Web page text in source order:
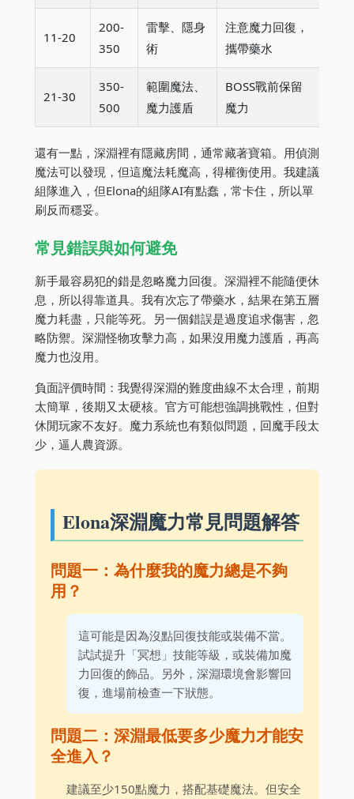
11-20
200-
350
雷擊、隱身
術
注意魔力回復，
攜帶藥水
21-30
350-
500
範圍魔法、
魔力護盾
BOSS戰前保留
魔力
還有一點，深淵裡有隱藏房間，通常藏著寶箱。用偵測
魔法可以發現，但這魔法耗魔高，得權衡使用。我建議
組隊進入，但Elona的組隊AI有點蠢，常卡住，所以單
刷反而穩妥。
常見錯誤與如何避免
新手最容易犯的錯是忽略魔力回復。深淵裡不能隨便休
息，所以得靠道具。我有次忘了帶藥水，結果在第五層
魔力耗盡，只能等死。另一個錯誤是過度追求傷害，忽
略防禦。深淵怪物攻擊力高，如果沒用魔力護盾，再高
魔力也沒用。
負面評價時間：我覺得深淵的難度曲線不太合理，前期
太簡單，後期又太硬核。官方可能想強調挑戰性，但對
休閒玩家不友好。魔力系統也有類似問題，回魔手段太
少，逼人農資源。
Elona深淵魔力常見問題解答
問題一：為什麼我的魔力總是不夠
用？
這可能是因為沒點回復技能或裝備不當。
試試提升「冥想」技能等級，或裝備加魔
力回復的飾品。另外，深淵環境會影響回
復，進場前檢查一下狀態。
問題二：深淵最低要多少魔力才能安
全進入？
建議至少150點魔力，搭配基礎魔法。但安全